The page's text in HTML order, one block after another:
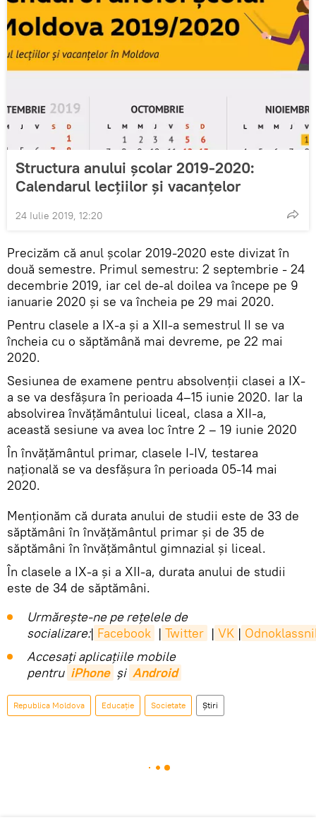
Structura anului școlar 2019-2020:
Calendarul lecțiilor și vacanțelor
24 Iulie 2019, 12:20
Precizăm că anul școlar 2019-2020 este divizat în
două semestre. Primul semestru: 2 septembrie - 24
decembrie 2019, iar cel de-al doilea va începe pe 9
ianuarie 2020 și se va încheia pe 29 mai 2020.
Pentru clasele a IX-a și a XII-a semestrul II se va
încheia cu o săptămână mai devreme, pe 22 mai
2020.
Sesiunea de examene pentru absolvenții clasei a IX-
a se va desfășura în perioada 4–15 iunie 2020. Iar la
absolvirea învățământului liceal, clasa a XII-a,
această sesiune va avea loc între 2 – 19 iunie 2020
În învățământul primar, clasele I-IV, testarea
națională se va desfășura în perioada 05-14 mai
2020.
Menționăm că durata anului de studii este de 33 de
săptămâni în învățământul primar și de 35 de
săptămâni în învățământul gimnazial și liceal.
În clasele a IX-a și a XII-a, durata anului de studii
este de 34 de săptămâni.
Urmărește-ne pe rețelele de
socializare:| Facebook | Twitter | VK |
Accesaţi aplicaţiile mobile
pentru iPhone și Android
Republica Moldova Educație Societate Știri